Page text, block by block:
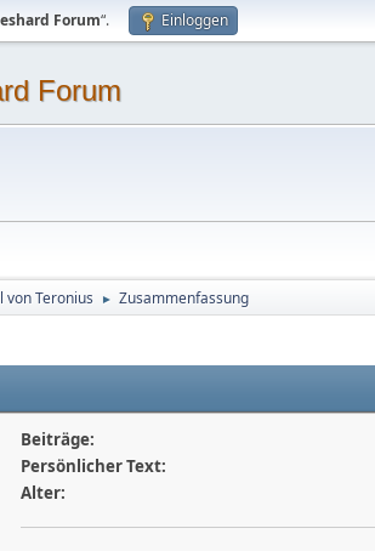
Forum“. Einloggen
Forum
von Teronius ► Zusammenfassung
Beiträge:
Persönlicher Text:
Alter: